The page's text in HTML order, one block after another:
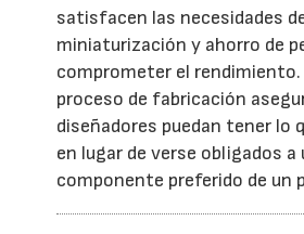
satisfacen las necesidades
miniaturización y ahorro de
comprometer el
proceso de fabricación
diseñadores puedan tener lo
en lugar de verse obligados
componente preferido de un